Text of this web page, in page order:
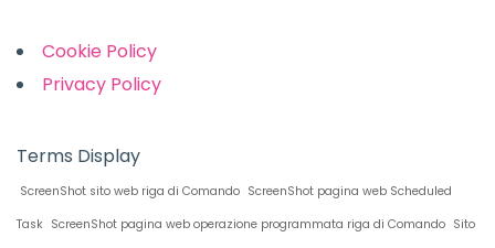
Cookie Policy
Privacy Policy
Terms Display
ScreenShot sito web riga di Comando ScreenShot pagina web Scheduled
Task ScreenShot pagina web operazione programmata riga di Comando Sito